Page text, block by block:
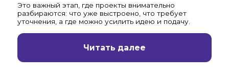
Это важный этап, где проекты внимательно
разбираются: что уже выстроено, что требует
уточнения, а где можно усилить идею и подачу.
Читать далее